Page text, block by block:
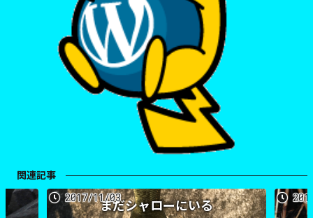
関連記事
まだシャローにいる
2017/11/03